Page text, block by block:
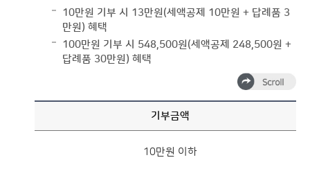
10만원 기부 시 13만원(세액공제 10만원 + 답례품 3
만원) 혜택
100만원 기부 시 548,500원(세액공제 248,500원 +
답례품 30만원) 혜택
기부금액
10만원 이하